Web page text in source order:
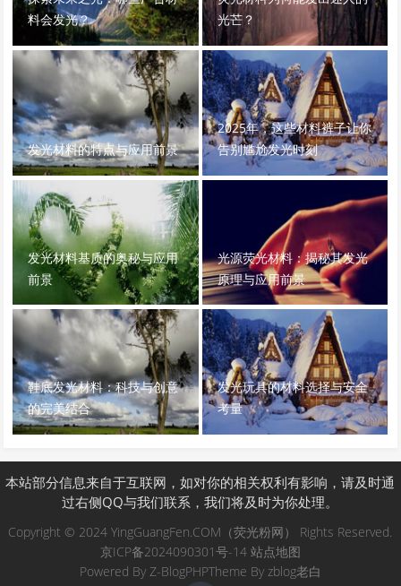
料会发光？
光芒？
发光材料的特点与应用前景
2025年，这些材料裤子让你
告别尴尬发光时刻
发光材料基质的奥秘与应用
前景
光源荧光材料：揭秘其发光
原理与应用前景
鞋底发光材料：科技与创意
的完美结合
发光玩具的材料选择与安全
考量
本站部分信息来自于互联网，如对你的相关权利有影响，请及时通
过右侧QQ与我们联系，我们将及时为你处理。
Copyright © 2024 YingGuangFen.COM（荧光粉网） Rights Reserved.
京ICP备2024090301号-14 站点地图
Powered By Z-BlogPHPTheme By zblog老白